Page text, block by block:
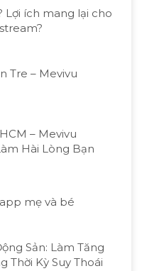
Lợi ích mang lại cho
Tre – Mevivu
– Mevivu
Hài Lòng Bạn
mẹ và bé
Sản: Làm Tăng
Thời Kỳ Suy Thoái